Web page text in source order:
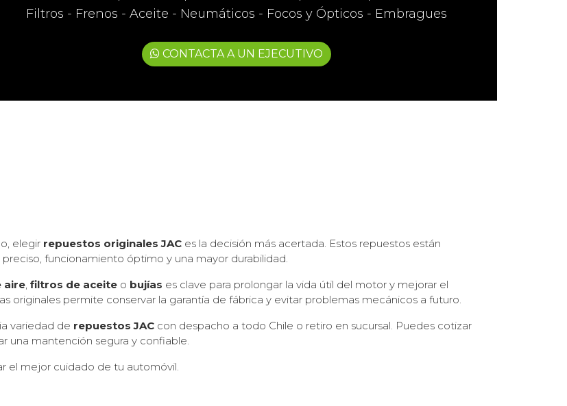
Filtros - Frenos - Aceite - Neumáticos - Focos y Ópticos - Embragues
CONTACTA A UN EJECUTIVO
elegir repuestos originales JAC es la decisión más acertada. Estos repuestos están
funcionamiento óptimo y una mayor durabilidad.
aire, filtros de aceite o bujías es clave para prolongar la vida útil del motor y mejorar el
originales permite conservar la garantía de fábrica y evitar problemas mecánicos a futuro.
variedad de repuestos JAC con despacho a todo Chile o retiro en sucursal. Puedes cotizar
una mantención segura y confiable.
el mejor cuidado de tu automóvil.